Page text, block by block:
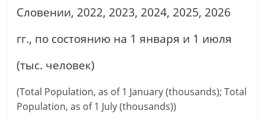
Словении, 2022, 2023, 2024, 2025, 2026
гг., по состоянию на 1 января и 1 июля
(тыс. человек)
(Total Population, as of 1 January (thousands); Total
Population, as of 1 July (thousands))